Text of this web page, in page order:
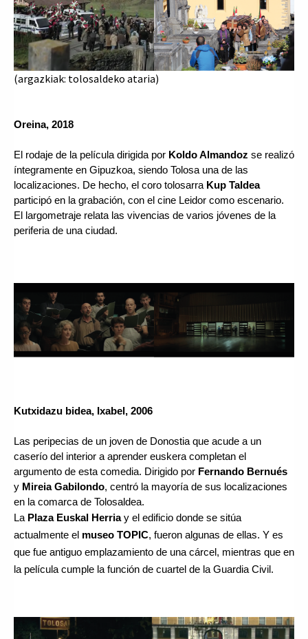
(argazkiak: tolosaldeko ataria)
Oreina, 2018
El rodaje de la película dirigida por Koldo Almandoz se realizó
íntegramente en Gipuzkoa, siendo Tolosa una de las
localizaciones. De hecho, el coro tolosarra
Kup Taldea
participó en la grabación, con el cine Leidor como escenario.
El largometraje relata las vivencias de varios jóvenes de la
periferia de una ciudad.
Kutxidazu bidea, Ixabel, 2006
Las peripecias de un joven de Donostia que acude a un
caserío del interior a aprender euskera completan el
argumento de esta comedia. Dirigido por Fernando Bernués
y Mireia Gabilondo, centró la mayoría de sus localizaciones
en la comarca de Tolosaldea.
La Plaza Euskal Herria y el edificio donde se sitúa
actualmente el museo TOPIC, fueron algunas de ellas. Y es
que fue antiguo emplazamiento de una cárcel, mientras que en
la película cumple la función de cuartel de la Guardia Civil.